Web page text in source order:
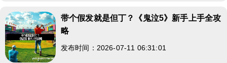
带个假发就是但丁？《鬼泣5》新手上手全攻
略
发布时间：2026-07-11 06:31:01